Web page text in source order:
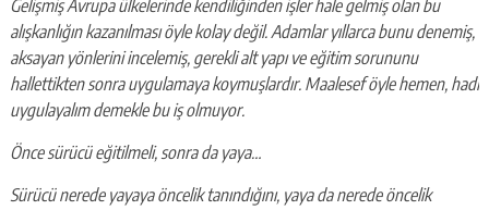
Gelişmiş Avrupa ülkelerinde kendiliğinden işler hale gelmiş olan bu
alışkanlığın kazanılması öyle kolay değil. Adamlar yıllarca bunu denemiş,
aksayan yönlerini incelemiş, gerekli alt yapı ve eğitim sorununu
hallettikten sonra uygulamaya koymuşlardır. Maalesef öyle hemen, hadi
uygulayalım demekle bu iş olmuyor.
Önce sürücü eğitilmeli, sonra da yaya…
Sürücü nerede yayaya öncelik tanındığını, yaya da nerede öncelik